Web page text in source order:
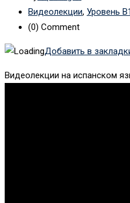
Видеолекции, Уровень
(0) Comment
Добавить в
Видеолекции на испанском